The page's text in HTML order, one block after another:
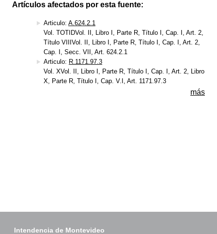
Artículos afectados por esta fuente:
Articulo: A.624.2.1
Vol. TOTIDVol. II, Libro I, Parte R, Título I, Cap. I, Art. 2,
Título VIIIVol. II, Libro I, Parte R, Título I, Cap. I, Art. 2,
Cap. I, Secc. VII, Art. 624.2.1
Articulo: R.1171.97.3
Vol. XVol. II, Libro I, Parte R, Título I, Cap. I, Art. 2, Libro
X, Parte R, Título I, Cap. V.I, Art. 1171.97.3
más
Intendencia de Montevideo